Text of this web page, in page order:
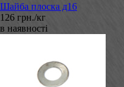
Шайба плоска д16
126 грн./кг
в наявності